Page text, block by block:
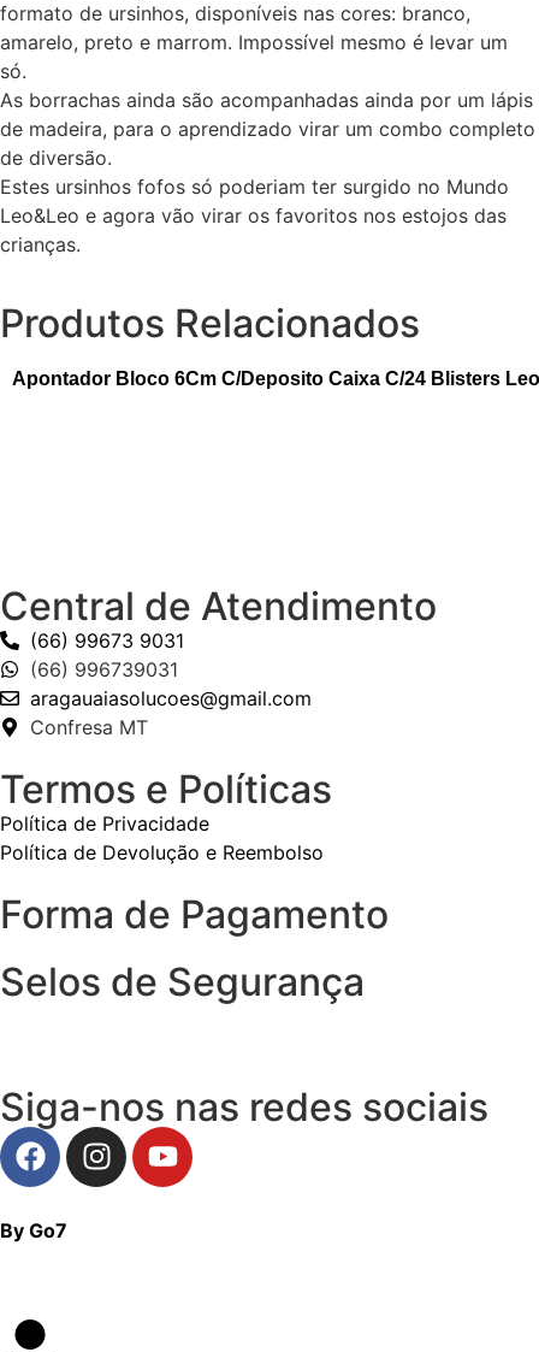
formato de ursinhos, disponíveis nas cores: branco,
amarelo, preto e marrom. Impossível mesmo é levar um
só.
As borrachas ainda são acompanhadas ainda por um lápis
de madeira, para o aprendizado virar um combo completo
de diversão.
Estes ursinhos fofos só poderiam ter surgido no Mundo
Leo&Leo e agora vão virar os favoritos nos estojos das
crianças.
Produtos Relacionados
Apontador Bloco 6Cm C/Deposito Caixa C/24 Blisters
Central de Atendimento
(66) 99673 9031
(66) 996739031
aragauaiasolucoes@gmail.com
Confresa MT
Termos e Políticas
Política de Privacidade
Política de Devolução e Reembolso
Forma de Pagamento
Selos de Segurança
Siga-nos nas redes sociais
By Go7